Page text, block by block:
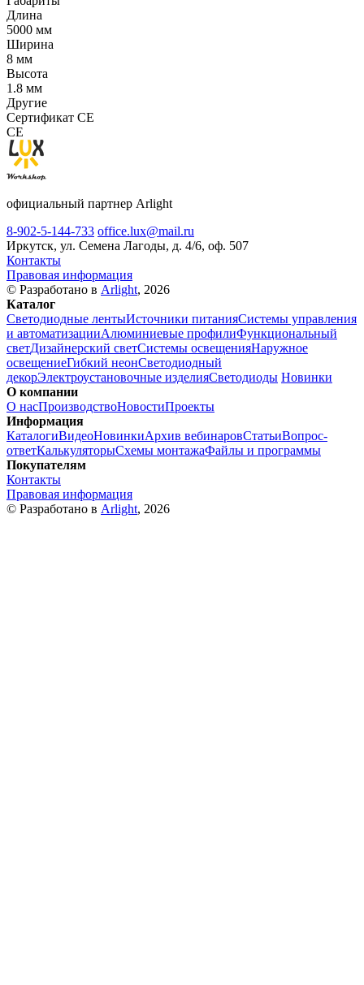
Длина
5000 мм
Ширина
8 мм
Высота
1.8 мм
Другие
Сертификат CE
CE
официальный партнер Arlight
8-902-5-144-733 office.lux@mail.ru
Иркутск, ул. Семена Лагоды, д. 4/6, оф. 507
Контакты
Правовая информация
© Разработано в Arlight, 2026
Каталог
Светодиодные лентыИсточники питанияСистемы управления
и автоматизацииАлюминиевые профилиФункциональный
светДизайнерский светСистемы освещенияНаружное
освещениеГибкий неонСветодиодный
декорЭлектроустановочные изделияСветодиоды Новинки
О компании
О насПроизводствоНовостиПроекты
Информация
КаталогиВидеоНовинкиАрхив вебинаровСтатьиВопрос-
ответКалькуляторыСхемы монтажаФайлы и программы
Покупателям
Контакты
Правовая информация
© Разработано в Arlight, 2026